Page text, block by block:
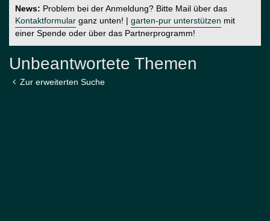
News: Problem bei der Anmeldung? Bitte Mail über das
Kontaktformular ganz unten! | garten-pur unterstützen mit
einer Spende oder über das Partnerprogramm!
Unbeantwortete Themen
Zur erweiterten Suche